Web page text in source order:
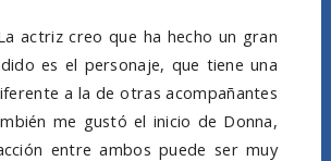
actriz creo que ha hecho un gran
es el personaje, que tiene una
a la de otras acompañantes
me gustó el inicio de Donna,
entre ambos puede ser muy